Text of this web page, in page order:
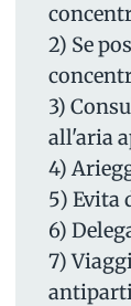
2) Se
3)
all'aria
4)
5) Evita
6)
7)